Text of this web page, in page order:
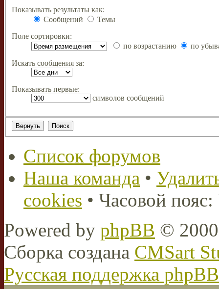
Показывать результаты как:
Сообщений
Темы
Поле сортировки:
по возрастанию
по
Искать сообщения за:
Показывать первые:
символов сообщений
Список форумов
Наша команда •
cookies • Часовой
Powered by phpBB ©
Сборка создана CMSart
Русская поддержка phpBB